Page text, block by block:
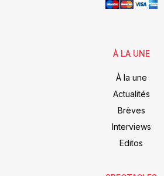
À LA UNE
À la une
Actualités
Brèves
Interviews
Editos